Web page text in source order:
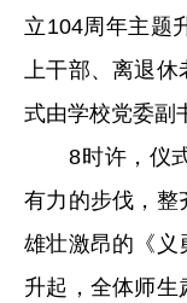
立104周年主题
上干部、离退休
式由学校党委副
8时许，仪式
有力的步伐，整
雄壮激昂的《义
升起，全体师生